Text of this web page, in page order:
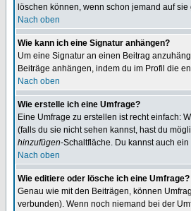
löschen können, wenn schon jemand auf sie
Nach oben
Wie kann ich eine Signatur anhängen?
Um eine Signatur an einen Beitrag
Beiträge anhängen, indem du im Profil die
Nach oben
Wie erstelle ich eine Umfrage?
Eine Umfrage zu erstellen ist recht einfach:
(falls du sie nicht sehen kannst, hast du
hinzufügen-Schaltfläche. Du kannst auch
Nach oben
Wie editiere oder lösche ich eine Umfrage?
Genau wie mit den Beiträgen, können
verbunden). Wenn noch niemand bei der